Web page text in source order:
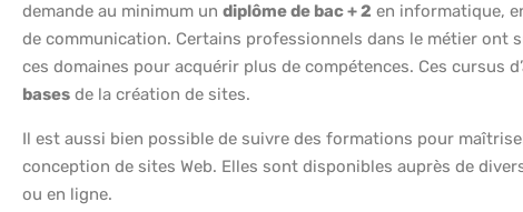
demande au minimum un diplôme de bac + 2 en informatique,
de communication. Certains professionnels dans le métier ont
ces domaines pour acquérir plus de compétences. Ces cursus
bases de la création de sites.
Il est aussi bien possible de suivre des formations pour
conception de sites Web. Elles sont disponibles auprès de
ou en ligne.